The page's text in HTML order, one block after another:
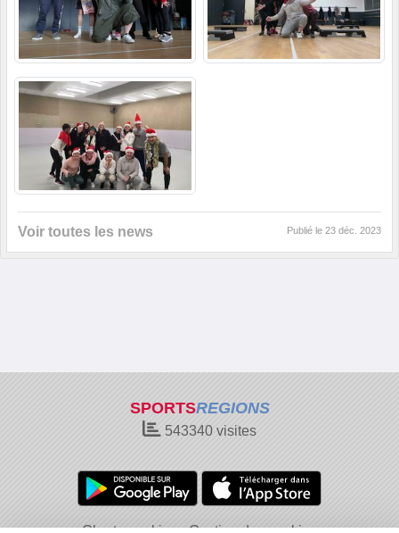
Voir toutes les news Publié le 23 déc. 2023
SPORTSREGIONS
543340 visites